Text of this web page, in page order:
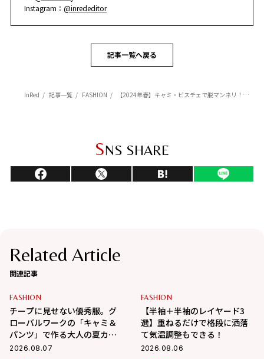
Instagram：@inrededitor
記事一覧へ戻る
InRed 記事一覧 FASHION 【2024年春】キャミ・ビスチェで脱マンネリ！トレンドコーデ術を徹底解説！
SNS SHARE
Related Article
関連記事
FASHION
チープに見せない優秀服。グ
ローバルワークの「キャミ＆
パンツ」で作る大人の夏カジ
ュアル
2026.08.07
FASHION
【半袖＋半袖のレイヤード3
選】重ねるだけで格段に洒落
て気温調整もできる！
2026.08.06